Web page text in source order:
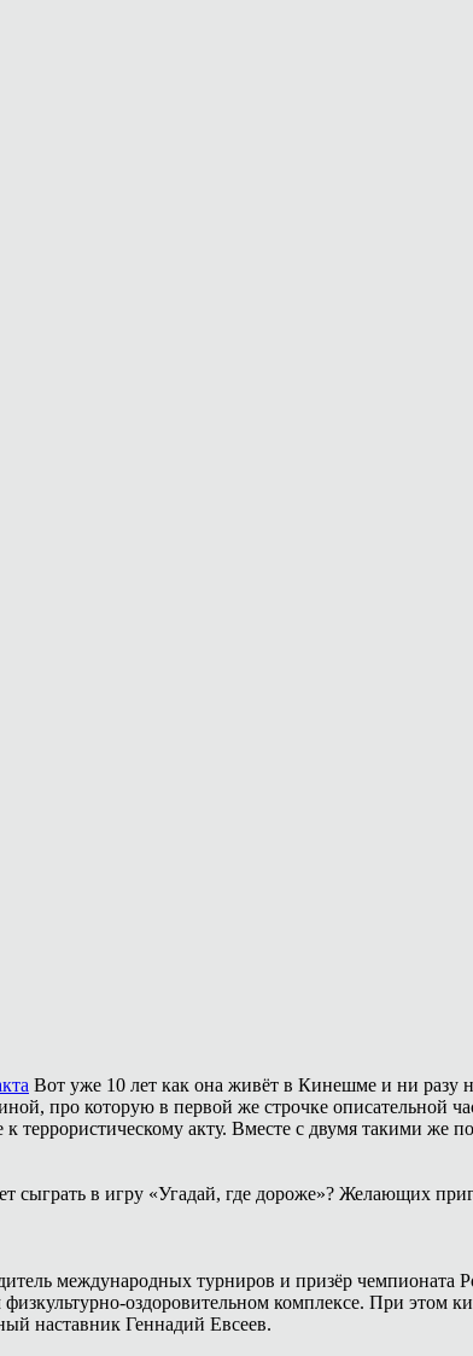
Вот уже 10 лет как она живёт в Кинешме и ни разу
про которую в первой же строчке описательной
террористическому акту. Вместе с двумя такими же
сыграть в игру «Угадай, где дороже»? Желающих
международных турниров и призёр чемпионата
оздоровительном комплексе. При этом
наставник Геннадий Евсеев.